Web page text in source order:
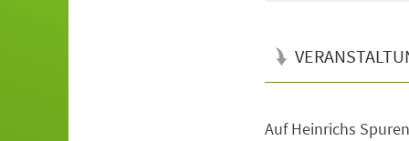
Auf Heinrichs